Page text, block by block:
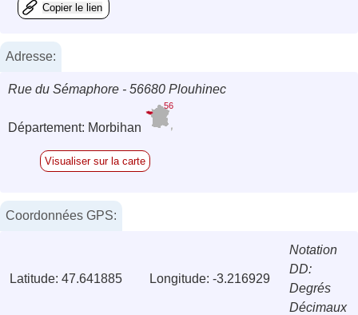
Copier le lien
Adresse:
Rue du Sémaphore - 56680 Plouhinec
Département: Morbihan
56
Visualiser sur la carte
Coordonnées GPS:
Latitude: 47.641885 Longitude: -3.216929
Notation
DD:
Degrés
Décimaux